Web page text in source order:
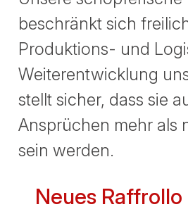
beschränkt sich
Produktions- und
Weiterentwicklung
stellt sicher, dass sie
Ansprüchen mehr als
sein werden.
Neues